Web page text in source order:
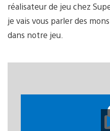
réalisateur de jeu chez
je vais vous parler des
dans notre jeu.